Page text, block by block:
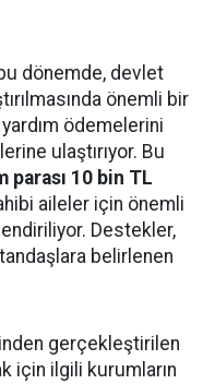
dönemde, devlet
önemli bir
ödemelerini
ulaştırıyor. Bu
parası 10 bin TL
aileler için önemli
Destekler,
belirlenen
gerçekleştirilen
için ilgili kurumların